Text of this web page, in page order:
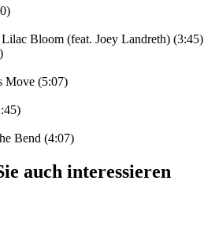
Bloom (feat. Joey Landreth) (3:45)
Move (5:07)
Bend (4:07)
auch interessieren